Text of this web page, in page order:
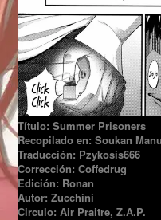
Título: Summer Prisoners
Recopilado en: Soukan
Traducción: Pzykosis666
Corrección: Coffedrug
Edición: Ronan
Autor: Zucchini
Circulo: Air Praitre, Z.A.P.